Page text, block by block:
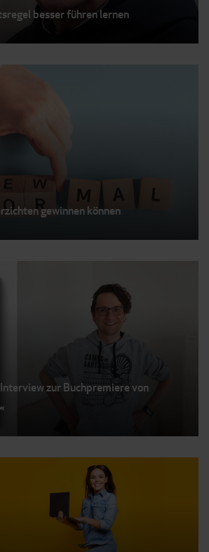
besser führen lernen
gewinnen können
zur Buchpremiere von